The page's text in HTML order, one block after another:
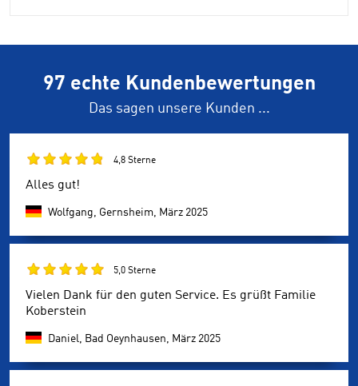
97 echte Kundenbewertungen
Das sagen unsere Kunden ...
4,8 Sterne
Alles gut!
Wolfgang, Gernsheim, März 2025
5,0 Sterne
Vielen Dank für den guten Service. Es grüßt Familie
Koberstein
Daniel, Bad Oeynhausen, März 2025